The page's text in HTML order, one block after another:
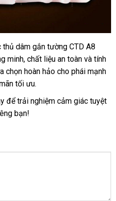
dâm gắn tường CTD A8
minh, chất liệu an toàn và tính
chọn hoàn hảo cho phái mạnh
tối ưu.
để trải nghiệm cảm giác tuyệt
bạn!